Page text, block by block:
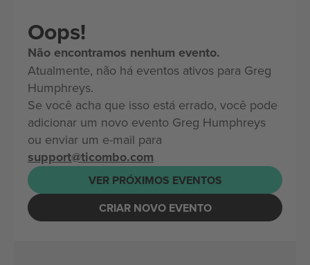
Oops!
Não encontramos nenhum evento.
Atualmente, não há eventos ativos para Greg
Humphreys.
Se você acha que isso está errado, você pode
adicionar um novo evento Greg Humphreys
ou enviar um e-mail para
support@ticombo.com
VER PRÓXIMOS EVENTOS
CRIAR NOVO EVENTO